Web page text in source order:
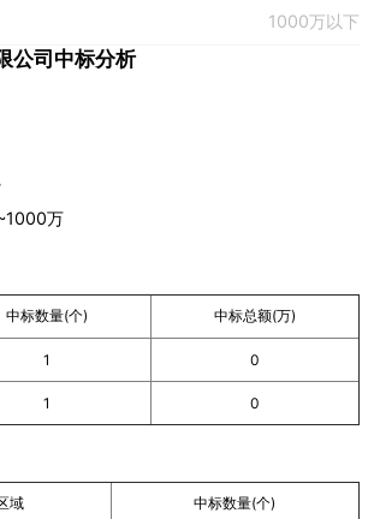
1000万以下
公司中标分析
万
中标数量(个) 中标总额(万)
1 0
1 0
域 中标数量(个)